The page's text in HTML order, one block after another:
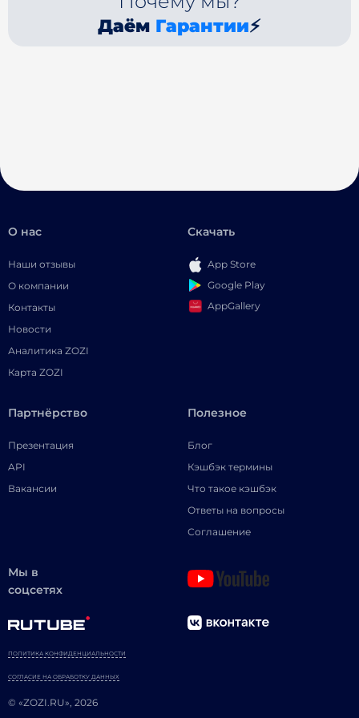
Даём Гарантии⚡
О нас
Наши отзывы
О компании
Контакты
Новости
Аналитика ZOZI
Карта ZOZI
Скачать
App Store
Google Play
AppGallery
Партнёрство
Презентация
API
Вакансии
Полезное
Блог
Кэшбэк термины
Что такое кэшбэк
Ответы на вопросы
Соглашение
Мы в
соцсетях
© «ZOZI.RU», 2026
ПОЛИТИКА КОНФИДЕНЦИАЛЬНОСТИ
СОГЛАСИЕ НА ОБРАБОТКУ ДАННЫХ